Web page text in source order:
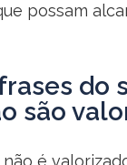
possam
do
são
é